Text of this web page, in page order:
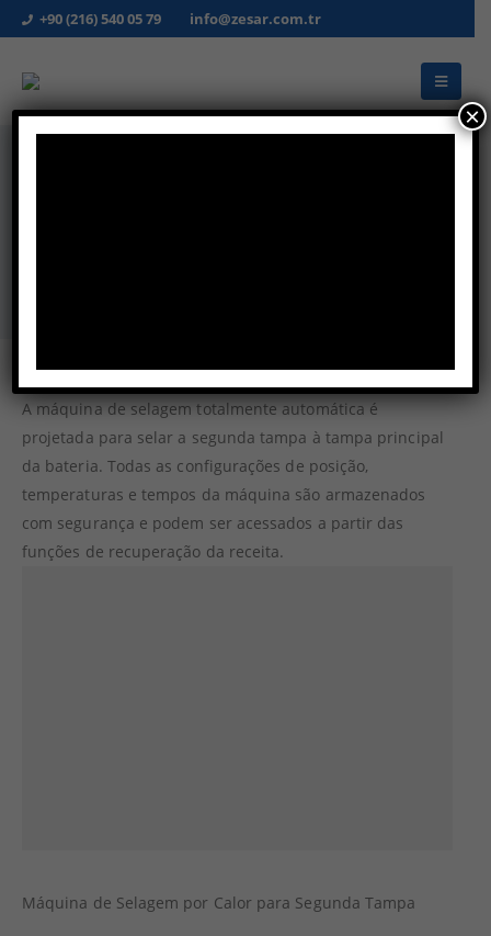
+90 (216) 540 05 79 info@zesar.com.tr
A máquina de selagem totalmente automática é
projetada para selar a segunda tampa à tampa principal
da bateria. Todas as configurações de posição,
temperaturas e tempos da máquina são armazenados
com segurança e podem ser acessados a partir das
funções de recuperação da receita.
Máquina de Selagem por Calor para Segunda Tampa
×